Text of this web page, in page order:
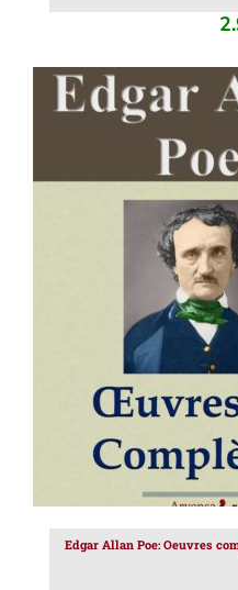
AJOUTER AU PANIER
Edgar Allan Poe: Oeuvres